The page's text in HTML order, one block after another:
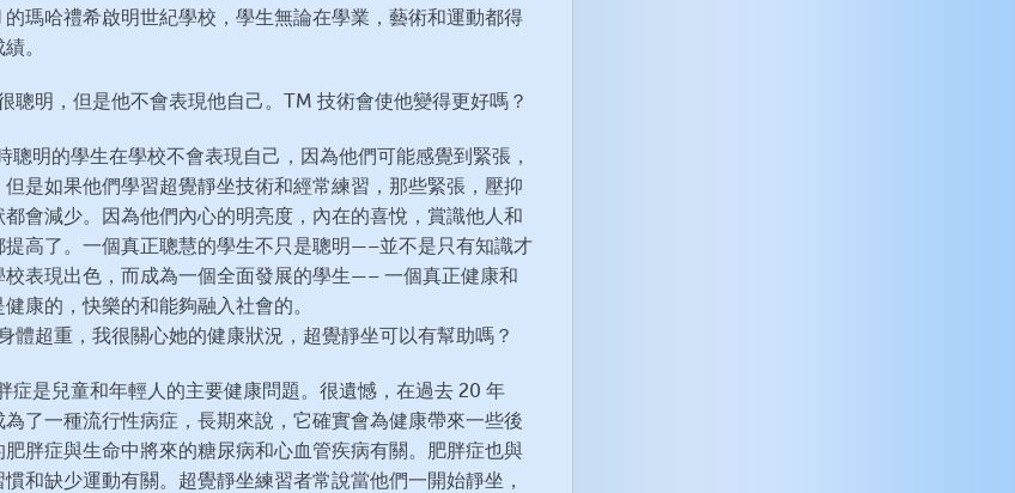
的瑪哈禮希啟明世紀學校，學生無論在學業，藝術和運動都得
。
聰明，但是他不會表現他自己。TM 技術會使他變得更好嗎？
聰明的學生在學校不會表現自己，因為他們可能感覺到緊張，
但是如果他們學習超覺靜坐技術和經常練習，那些緊張，壓抑
會減少。因為他們內心的明亮度，內在的喜悅，賞識他人和
提高了。一個真正聰慧的學生不只是聰明—–並不是只有知識才
校表現出色，而成為一個全面發展的學生—– 一個真正健康和
康的，快樂的和能夠融入社會的。
體超重，我很關心她的健康狀況，超覺靜坐可以有幫助嗎？
症是兒童和年輕人的主要健康問題。很遺憾，在過去 20 年
為了一種流行性病症，長期來說，它確實會為健康帶來一些後
肥胖症與生命中將來的糖尿病和心血管疾病有關。肥胖症也與
和缺少運動有關。超覺靜坐練習者常說當他們一開始靜坐，